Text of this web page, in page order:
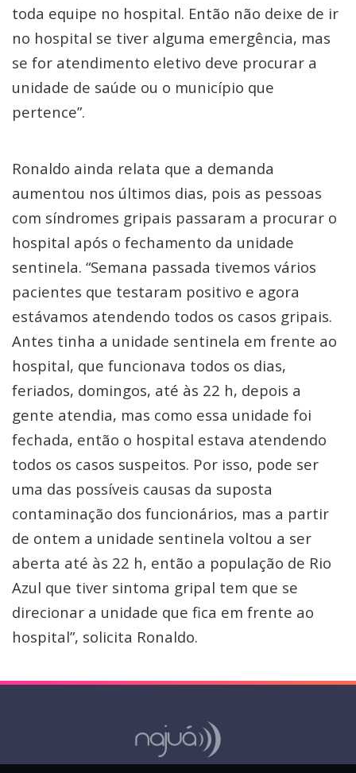
toda equipe no hospital. Então não deixe de ir
no hospital se tiver alguma emergência, mas
se for atendimento eletivo deve procurar a
unidade de saúde ou o município que
pertence”.
Ronaldo ainda relata que a demanda
aumentou nos últimos dias, pois as pessoas
com síndromes gripais passaram a procurar o
hospital após o fechamento da unidade
sentinela. “Semana passada tivemos vários
pacientes que testaram positivo e agora
estávamos atendendo todos os casos gripais.
Antes tinha a unidade sentinela em frente ao
hospital, que funcionava todos os dias,
feriados, domingos, até às 22 h, depois a
gente atendia, mas como essa unidade foi
fechada, então o hospital estava atendendo
todos os casos suspeitos. Por isso, pode ser
uma das possíveis causas da suposta
contaminação dos funcionários, mas a partir
de ontem a unidade sentinela voltou a ser
aberta até às 22 h, então a população de Rio
Azul que tiver sintoma gripal tem que se
direcionar a unidade que fica em frente ao
hospital”, solicita Ronaldo.